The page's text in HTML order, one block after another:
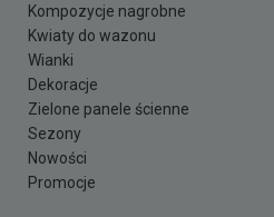
Kompozycje nagrobne
Kwiaty do wazonu
Wianki
Dekoracje
Zielone panele ścienne
Sezony
Nowości
Promocje